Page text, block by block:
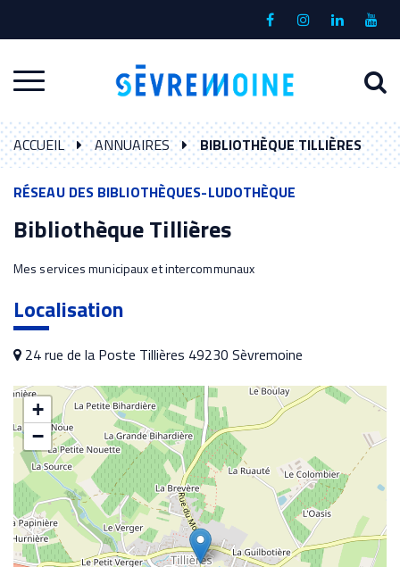
Lien
compte
Lien
Lien
compte
Lien
la
Aller
à
la
navigation
à
ACCUEIL ANNUAIRES BIBLIOTHÈQUE TILLIÈRES
RÉSEAU DES BIBLIOTHÈQUES-LUDOTHÈQUE
Bibliothèque Tillières
Mes services municipaux et intercommunaux
Localisation
24 rue de la Poste Tillières 49230 Sèvremoine
+
−